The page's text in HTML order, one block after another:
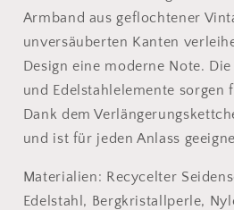
Armband aus geflochtener
unversäuberten Kanten
Design eine moderne Note.
und Edelstahlelemente sorgen
Dank dem
und ist für jeden Anlass
Materialien: Recycelter
Edelstahl, Bergkristallperle,